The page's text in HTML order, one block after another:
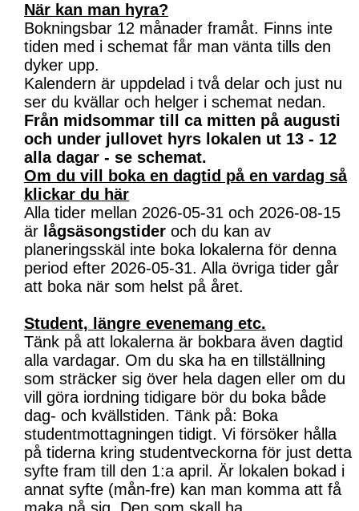
När kan man hyra?
Bokningsbar 12 månader framåt. Finns inte
tiden med i schemat får man vänta tills den
dyker upp.
Kalendern är uppdelad i två delar och just nu
ser du kvällar och helger i schemat nedan.
Från midsommar till ca mitten på augusti
och under jullovet hyrs lokalen ut 13 - 12
alla dagar - se schemat.
Om du vill boka en dagtid på en vardag så
klickar du här
Alla tider mellan 2026-05-31 och 2026-08-15
är lågsäsongstider och du kan av
planeringsskäl inte boka lokalerna för denna
period efter 2026-05-31. Alla övriga tider går
att boka när som helst på året.
Student, längre evenemang etc.
Tänk på att lokalerna är bokbara även dagtid
alla vardagar. Om du ska ha en tillställning
som sträcker sig över hela dagen eller om du
vill göra iordning tidigare bör du boka både
dag- och kvällstiden. Tänk på: Boka
studentmottagningen tidigt. Vi försöker hålla
på tiderna kring studentveckorna för just detta
syfte fram till den 1:a april. Är lokalen bokad i
annat syfte (mån-fre) kan man komma att få